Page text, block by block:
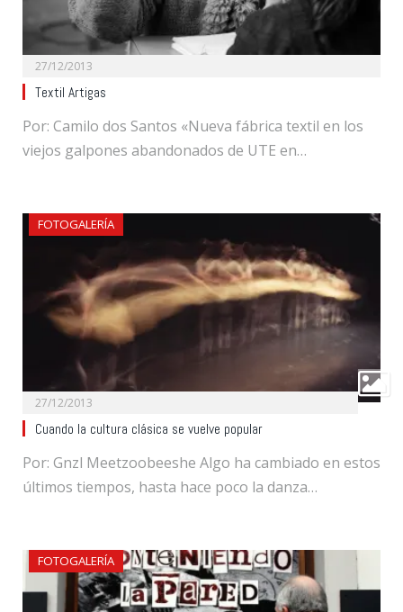
27/12/2013
Textil Artigas
Por: Camilo dos Santos «Nueva fábrica textil en los
viejos galpones abandonados de UTE en…
FOTOGALERÍA
27/12/2013
Cuando la cultura clásica se vuelve popular
Por: Gnzl Meetzoobeeshe Algo ha cambiado en estos
últimos tiempos, hasta hace poco la danza…
FOTOGALERÍA